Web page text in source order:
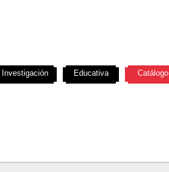
Investigación Educativa Catálogo